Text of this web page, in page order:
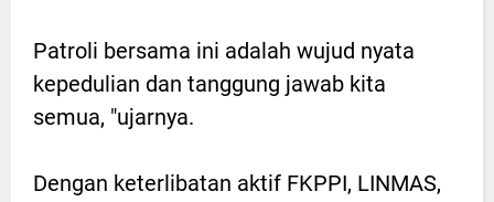
Patroli bersama ini adalah wujud nyata
kepedulian dan tanggung jawab kita
semua, "ujarnya.
Dengan keterlibatan aktif FKPPI, LINMAS,